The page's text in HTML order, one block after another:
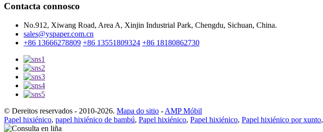
Contacta connosco
No.912, Xiwang Road, Area A, Xinjin Industrial Park, Chengdu, Sichuan, China.
sales@yspaper.com.cn
+86 13666278809 +86 13551809324 +86 18180862730
© Dereitos reservados - 2010-2026. Mapa do sitio - AMP Móbil
Papel hixiénico, papel hixiénico de bambú, Papel hixiénico, Papel hixiénico, Papel hixiénico por xunto,